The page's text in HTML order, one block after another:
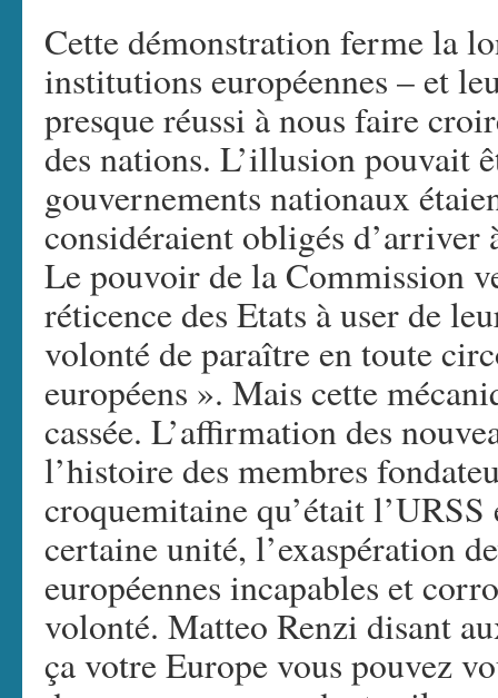
Cette démonstration ferme la
institutions européennes – et
presque réussi à nous faire
des nations. L’illusion pouvait
gouvernements nationaux
considéraient obligés d’arriver
Le pouvoir de la Commission
réticence des Etats à user de
volonté de paraître en toute
européens ». Mais cette
cassée. L’affirmation des
l’histoire des membres
croquemitaine qu’était
certaine unité, l’exaspération
européennes incapables et
volonté. Matteo Renzi disant
ça votre Europe vous pouvez